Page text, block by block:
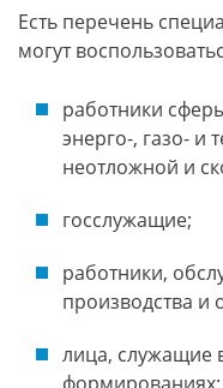
Есть перечень
могут
работники
энерго-, газо- и
неотложной и
госслужащие;
работники,
производства и
лица, служащие